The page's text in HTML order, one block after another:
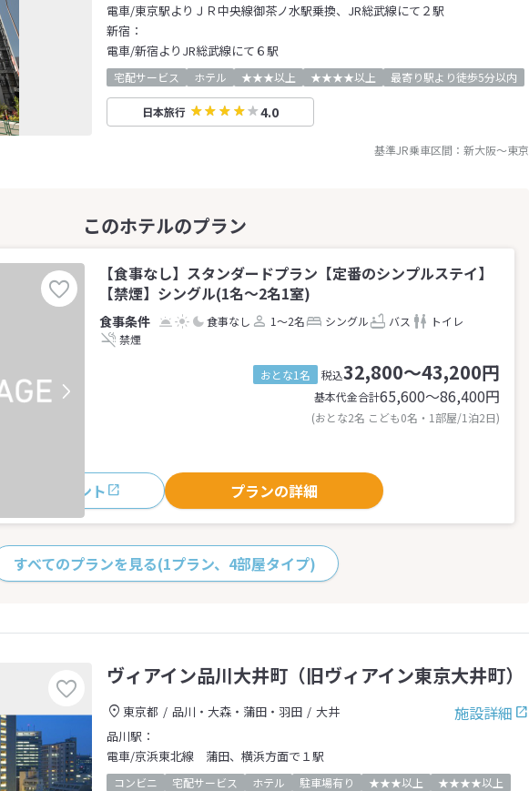
電車/東京駅よりＪＲ中央線御茶ノ水駅乗換、JR総武線にて２駅
新宿：
電車/新宿よりJR総武線にて６駅
宅配サービス ホテル ★★★以上 ★★★★以上 最寄り駅より徒歩5分以内
日本旅行 4.0
基準JR乗車区間： 新大阪～東京
【食事なし】スタンダードプラン【定番のシンプルステイ】
【禁煙】シングル(1名～2名1室)
食事なし 1～2名 シングル バス
トイレ
禁煙
おとな1名 税込32,800～43,200円
基本代金合計65,600〜86,400円
(おとな2名 こども0名・1部屋/1泊2日)
おすすめポイント プランの詳細
すべてのプランを見る(1プラン、4部屋タイプ)
ヴィアイン品川大井町（旧ヴィアイン東京大井町）
施設詳細
東京都 品川・大森・蒲田・羽田
大井
品川駅：
電車/京浜東北線 蒲田、横浜方面で１駅
コンビニ 宅配サービス ホテル 駐車場有り ★★★以上
★★★★以上